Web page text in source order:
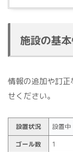
施設の基
情報の追加や訂正
せください。
設置状況
設置中
ゴール数
1